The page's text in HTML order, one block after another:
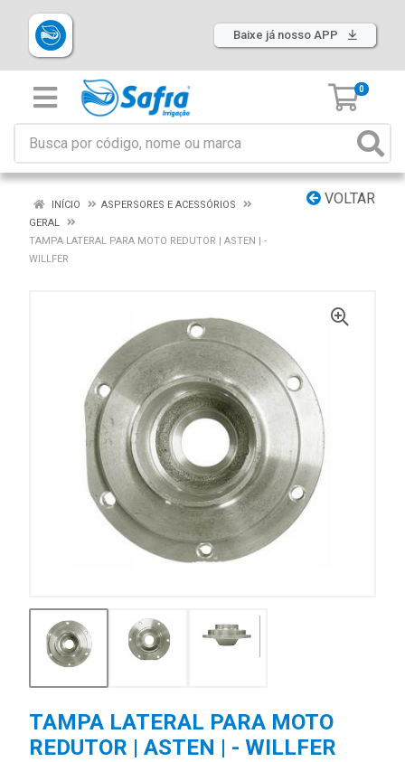
Baixe já nosso APP
0
VOLTAR
INÍCIO
ASPERSORES E ACESSÓRIOS
GERAL
TAMPA LATERAL PARA MOTO REDUTOR | ASTEN | -
WILLFER
TAMPA LATERAL PARA MOTO
REDUTOR | ASTEN | - WILLFER